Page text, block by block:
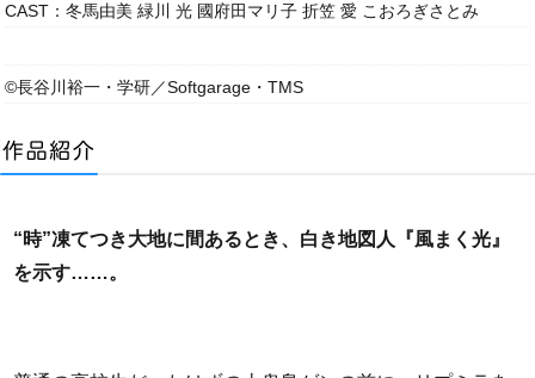
CAST：冬馬由美 緑川 光 國府田マリ子 折笠 愛 こおろぎさとみ
©長谷川裕一・学研／Softgarage・TMS
“時”凍てつき大地に間あるとき、白き地図人『風まく光』
を示す……。